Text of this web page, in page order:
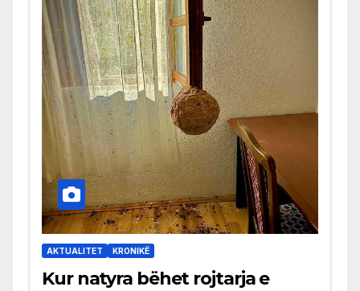
AKTUALITET KRONIKË
Kur natyra bëhet rojtarja e